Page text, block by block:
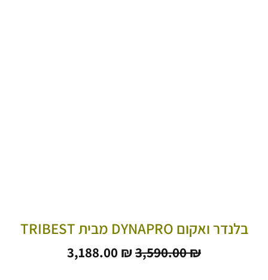
בלנדר ואקום DYNAPRO מבית TRIBEST
3,590.00₪ המחיר
3,188.00 ₪ המחיר